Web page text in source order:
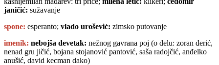
janičić: sužavanje
spone: esperanto; vlado urošević: zimsko putovanje
imenik: nebojša devetak: nežnog gavrana poj (o delu: zoran đerić,
nenad gru jičić, bojana stojanović pantović, saša radojčić, anđelko
anušić, david kecman dako)